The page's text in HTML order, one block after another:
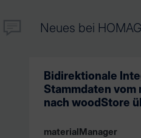
Neues bei HOMAG
Bidirektionale
Stammdaten vom
nach woodStore
materialManager